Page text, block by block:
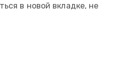
в новой вкладке, не